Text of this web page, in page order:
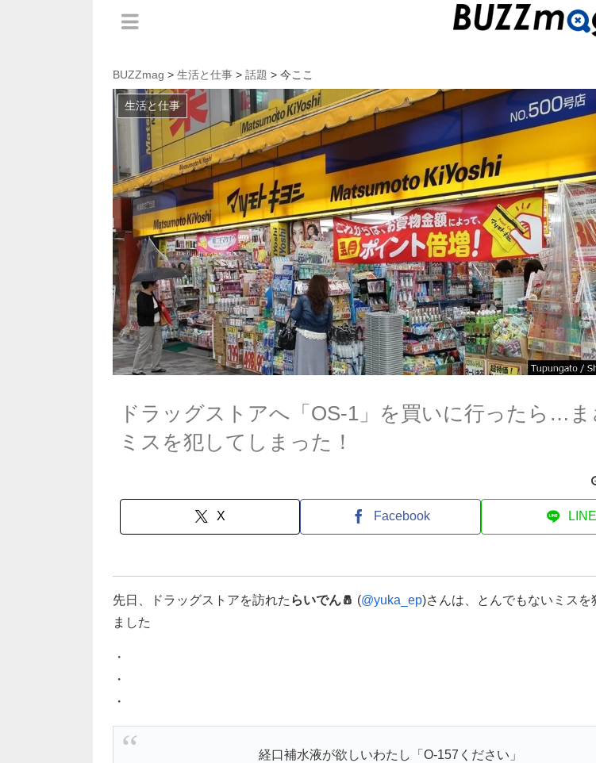
BUZZmag > 生活と仕事 > 話題 > 今ここ
生活と仕事
ドラッグストアへ「OS-1」を買いに行ったら…ま
ミスを犯してしまった！
X Facebook LINE
先日、ドラッグストアを訪れた らいでん🧂 (@yuka_ep)さんは、とんでもないミスを
ました
・
・
・
経口補水液が欲しいわたし「O-157ください」